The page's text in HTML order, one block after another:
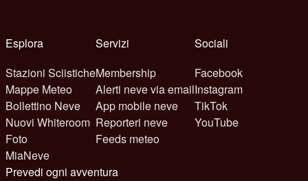
Esplora
Stazioni Sciistiche
Mappe Meteo
Bollettino Neve
Nuovi Whiteroom
Foto
MiaNeve
Servizi
Membership
Alerti neve via email
App mobile neve
Reporteri neve
Feeds meteo
Sociali
Facebook
Instagram
TikTok
YouTube
Prevedi ogni avventura